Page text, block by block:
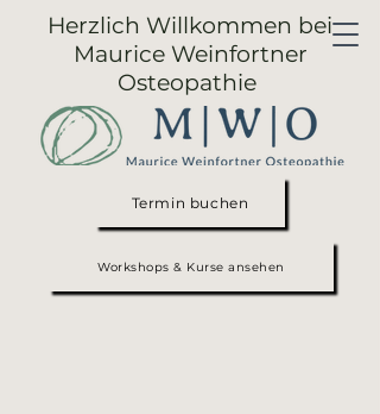
Herzlich Willkommen bei
Maurice Weinfortner
Osteopathie
Termin buchen
Workshops & Kurse ansehen